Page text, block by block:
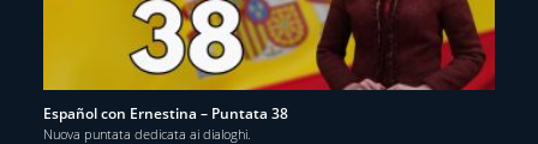
Español con Ernestina – Puntata 38
Nuova puntata dedicata ai dialoghi.